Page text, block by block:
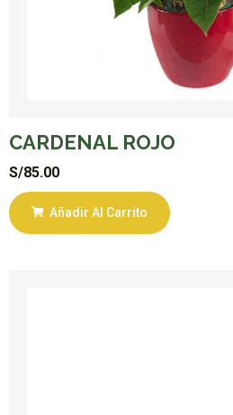
CARDENAL ROJO
S/85.00
Añadir Al Carrito